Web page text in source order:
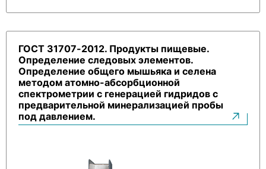
ГОСТ 31707-2012. Продукты пищевые.
Определение следовых элементов.
Определение общего мышьяка и селена
методом атомно-абсорбционной
спектрометрии с генерацией гидридов с
предварительной минерализацией пробы
под давлением.